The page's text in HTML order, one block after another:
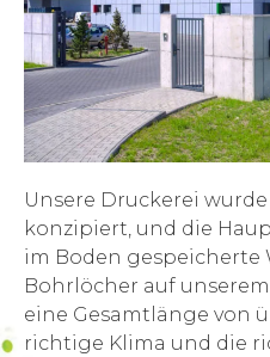
Unsere Druckerei
konzipiert, und die
im Boden gespeicherte
Bohrlöcher auf
eine Gesamtlänge von
richtige Klima und die